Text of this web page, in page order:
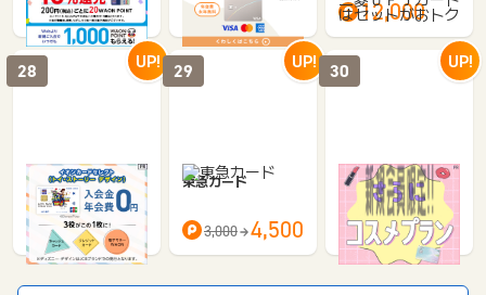
1,575 2,500 2,000 3,000
ードはセット…
12,000
イオンカードセレク
ト（トイ・ストーリ
ー デザイン）
1,575 2,500
28 UP!
東急カード
3,000 4,500
29 UP!
三井住友カード（N
L）オーロラデザイ
ン
5,950 9,000
30 UP!